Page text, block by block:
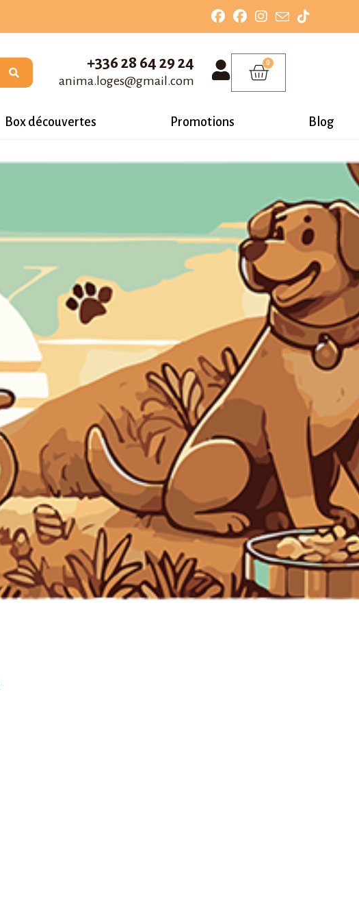
+336 28 64 29 24
anima.loges@gmail.com
0
Box découvertes Promotions Blog